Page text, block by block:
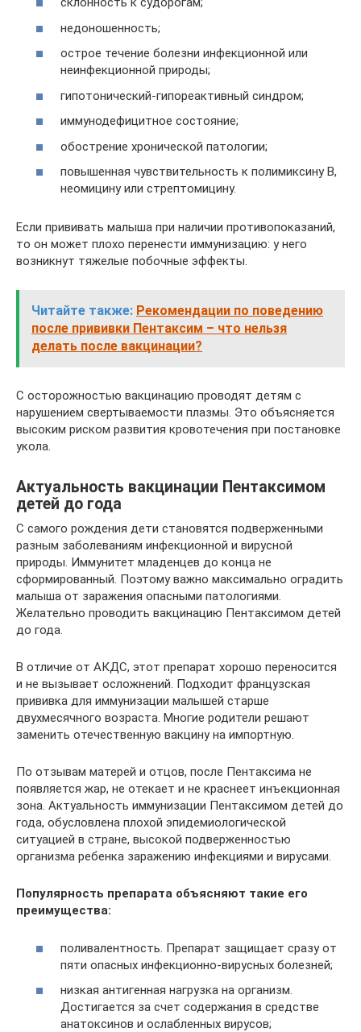
недоношенность;
острое течение болезни инфекционной или
неинфекционной природы;
гипотонический-гипореактивный синдром;
иммунодефицитное состояние;
обострение хронической патологии;
повышенная чувствительность к полимиксину В,
неомицину или стрептомицину.
Если прививать малыша при наличии противопоказаний,
то он может плохо перенести иммунизацию: у него
возникнут тяжелые побочные эффекты.
Читайте также: Рекомендации по поведению
после прививки Пентаксим – что нельзя
делать после вакцинации?
С осторожностью вакцинацию проводят детям с
нарушением свертываемости плазмы. Это объясняется
высоким риском развития кровотечения при постановке
укола.
Актуальность вакцинации Пентаксимом
детей до года
С самого рождения дети становятся подверженными
разным заболеваниям инфекционной и вирусной
природы. Иммунитет младенцев до конца не
сформированный. Поэтому важно максимально оградить
малыша от заражения опасными патологиями.
Желательно проводить вакцинацию Пентаксимом детей
до года.
В отличие от АКДС, этот препарат хорошо переносится
и не вызывает осложнений. Подходит французская
прививка для иммунизации малышей старше
двухмесячного возраста. Многие родители решают
заменить отечественную вакцину на импортную.
По отзывам матерей и отцов, после Пентаксима не
появляется жар, не отекает и не краснеет инъекционная
зона. Актуальность иммунизации Пентаксимом детей до
года, обусловлена плохой эпидемиологической
ситуацией в стране, высокой подверженностью
организма ребенка заражению инфекциями и вирусами.
Популярность препарата объясняют такие его
преимущества:
поливалентность. Препарат защищает сразу от
пяти опасных инфекционно-вирусных болезней;
низкая антигенная нагрузка на организм.
Достигается за счет содержания в средстве
анатоксинов и ослабленных вирусов;